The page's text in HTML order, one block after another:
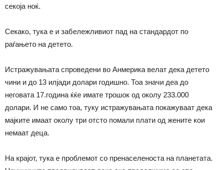
секоја ноќ.
Секако, тука е и забележливиот пад на стандардот по
раѓањето на детето.
Истражувањата спроведени во Анмерика велат дека детето
чини и до 13 илјади долари годишно. Тоа значи деа до
неговата 17.година ќќе имате трошок од околу 233.000
долари. И не само тоа, туку истражувањата покажуваат дека
мајките имаат околу три отсто помали плати од жените кои
немаат деца.
На крајот, тука е проблемот со пренаселеноста на планетата.